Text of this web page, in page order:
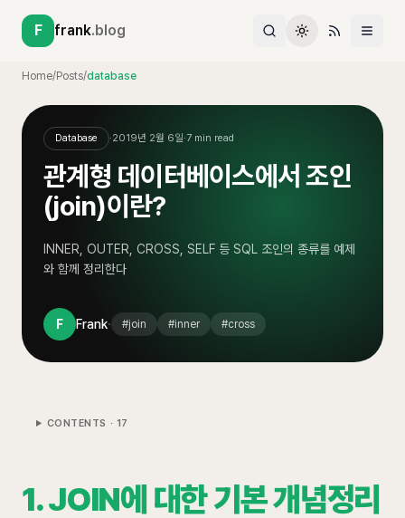
F frank.blog
Home/Posts/database
Database ·2019년 2월 6일·7 min read
관계형 데이터베이스에서 조인
(join)이란?
INNER, OUTER, CROSS, SELF 등 SQL 조인의 종류를 예제
와 함께 정리한다
F Frank· #join #inner #cross
CONTENTS · 17
1. JOIN에 대한 기본 개념정리